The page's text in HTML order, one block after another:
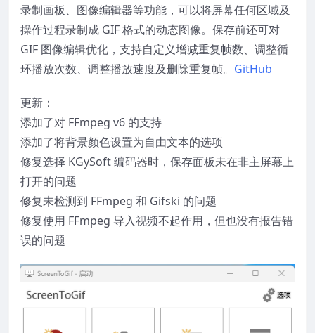
录制画板、图像编辑器等功能，可以将屏幕任何区域及
操作过程录制成 GIF 格式的动态图像。保存前还可对
GIF 图像编辑优化，支持自定义增减重复帧数、调整循
环播放次数、调整播放速度及删除重复帧。 GitHub
更新：
添加了对 FFmpeg v6 的支持
添加了将背景颜色设置为自由文本的选项
修复选择 KGySoft 编码器时，保存面板未在非主屏幕上
打开的问题
修复未检测到 FFmpeg 和 Gifski 的问题
修复使用 FFmpeg 导入视频不起作用，但也没有报告错
误的问题